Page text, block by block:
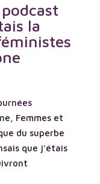
la
Femmes et
du superbe
que j’étais